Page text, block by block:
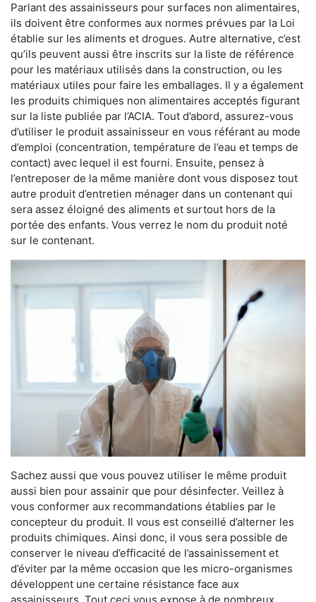
Parlant des assainisseurs pour surfaces non alimentaires,
ils doivent être conformes aux normes prévues par la Loi
établie sur les aliments et drogues. Autre alternative, c’est
qu’ils peuvent aussi être inscrits sur la liste de référence
pour les matériaux utilisés dans la construction, ou les
matériaux utiles pour faire les emballages. Il y a également
les produits chimiques non alimentaires acceptés figurant
sur la liste publiée par l’ACIA. Tout d’abord, assurez-vous
d’utiliser le produit assainisseur en vous référant au mode
d’emploi (concentration, température de l’eau et temps de
contact) avec lequel il est fourni. Ensuite, pensez à
l’entreposer de la même manière dont vous disposez tout
autre produit d’entretien ménager dans un contenant qui
sera assez éloigné des aliments et surtout hors de la
portée des enfants. Vous verrez le nom du produit noté
sur le contenant.
Sachez aussi que vous pouvez utiliser le même produit
aussi bien pour assainir que pour désinfecter. Veillez à
vous conformer aux recommandations établies par le
concepteur du produit. Il vous est conseillé d’alterner les
produits chimiques. Ainsi donc, il vous sera possible de
conserver le niveau d’efficacité de l’assainissement et
d’éviter par la même occasion que les micro-organismes
développent une certaine résistance face aux